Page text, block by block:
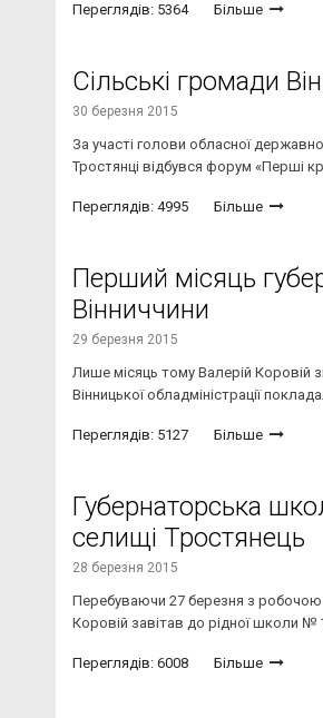
Переглядів: 5364 Більше
Сільські громади
30 березня 2015
За участі голови обласної
Тростянці відбувся форум «Перші
Переглядів: 4995 Більше
Перший місяць
Вінниччини
29 березня 2015
Лише місяць тому Валерій Коровій
Вінницької обладміністрації
Переглядів: 5127 Більше
Губернаторська
селищі Тростянець
28 березня 2015
Перебуваючи 27 березня з робочою
Коровій завітав до рідної школи №
Переглядів: 6008 Більше